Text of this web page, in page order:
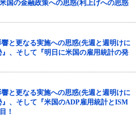
国の金融政策への思惑(利上げへの思惑
と更なる実施への思惑(先週と週明けに
、そして『明日に米国の雇用統計の発
と更なる実施への思惑(先週と週明けに
、そして『米国のADP雇用統計とISM
！